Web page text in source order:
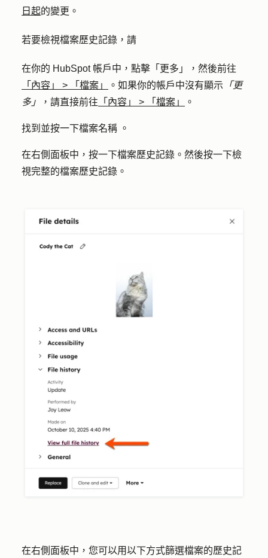
日起的變更。
若要檢視檔案歷史記錄，請
在你的 HubSpot 帳戶中，點擊 「更多」
，然後前往
「內容」
> 「檔案」 。如果你的帳戶中沒有顯示 「更
多」
，請直接前往 「內容」 > 「檔案」 。
找到並按一下檔案名稱 。
在右側面板中，按一下檔案歷史記錄 。然後按一下檢
視完整的檔案歷史記錄 。
在右側面板中，您可以用以下方式篩選檔案的歷史記